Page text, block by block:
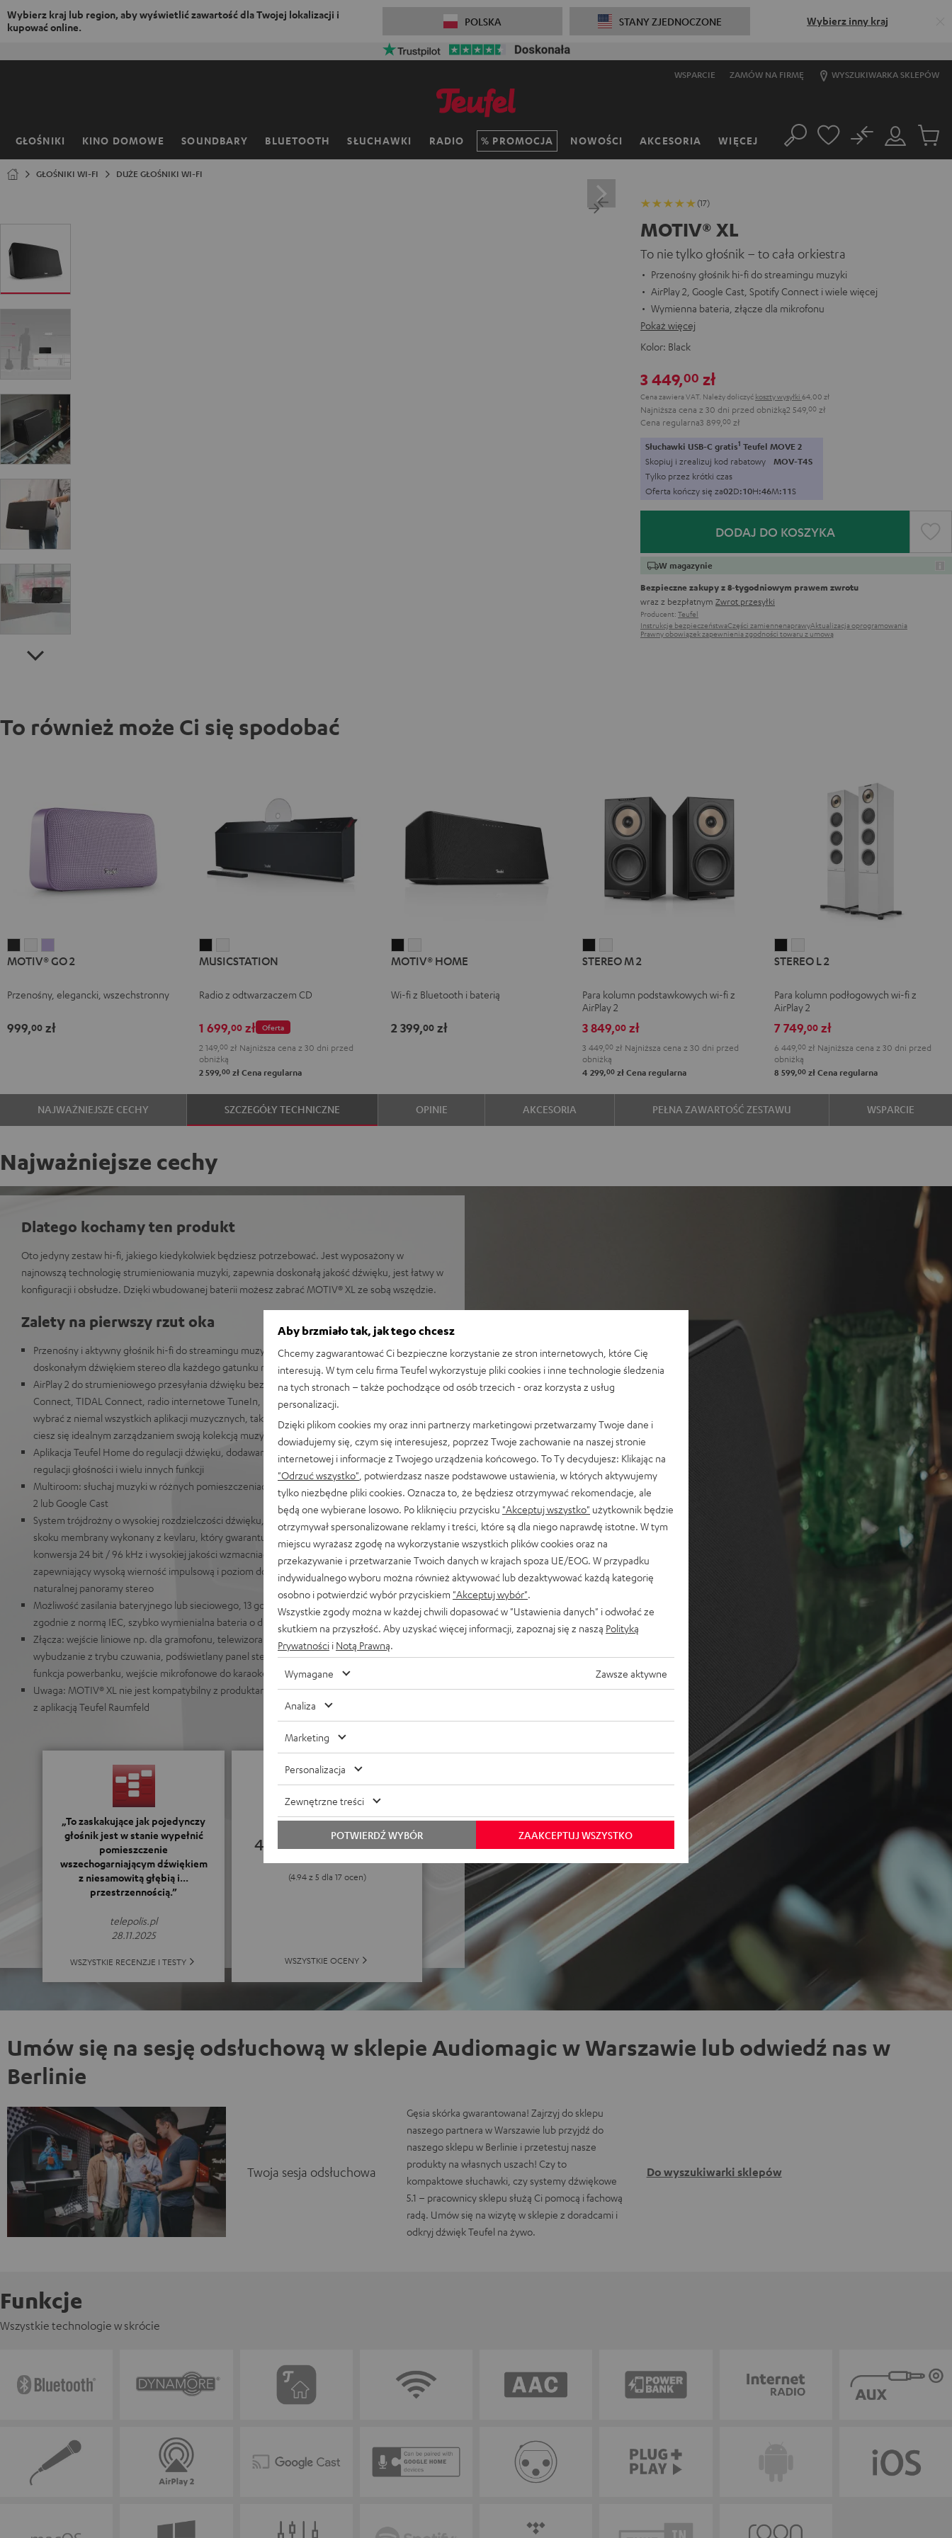
Wybierz kraj lub region, aby wyświetlić zawartość dla Twojej lokalizacji i
kupować online.
POLSKA STANY ZJEDNOCZONE Wybierz inny kraj
WSPARCIE ZAMÓW NA FIRMĘ WYSZUKIWARKA SKLEPÓW
GŁOŚNIKI KINO DOMOWE SOUNDBARY BLUETOOTH SŁUCHAWKI RADIO PROMOCJA NOWOŚCI AKCESORIA WIĘCEJ
Strona
Szukaj
Moje
konto
No
GŁOŚNIKI WI-FI DUŻE GŁOŚNIKI WI-FI
(17)
MOTIV® XL
To nie tylko głośnik – to cała orkiestra
Przenośny głośnik hi-fi do streamingu muzyki
AirPlay 2, Google Cast, Spotify Connect i wiele więcej
Wymienna bateria, złącze dla mikrofonu
Pokaż więcej
Kolor: Black
3 449,00 zł
Cena zawiera VAT. Należy doliczyć koszty wysyłki 64,00 zł
Najniższa cena z 30 dni przed obniżką2 549, 00 zł
Cena regularna3 899, 00 zł
Słuchawki USB-C gratis1 Teufel MOVE 2
Skopiuj i zrealizuj kod rabatowy MOV-T4S
Tylko przez krótki czas
Oferta kończy się za02D:10H:46M:10S
DODAJ DO KOSZYKA
W magazynie
Bezpieczne zakupy z 8‑tygodniowym prawem zwrotu
wraz z bezpłatnym Zwrot przesyłki
Producent: Teufel
Instrukcje bezpieczeństwaCzęści zamiennenaprawyAktualizacja oprogramowania
Prawny obowiązek zapewnienia zgodności towaru z umową
To również może Ci się spodobać
GO
Night
GO
Silver
GO
Soft
MOTIV® GO 2
Przenośny, elegancki, wszechstronny
999,00 zł
BlackWhite
MUSICSTATION
Radio z odtwarzaczem CD
Oferta
1 699,00zł
2 149, 00zł Najniższa cena z 30 dni przed
obniżką
2 599,00złCena regularna
HOMEHOME
MOTIV® HOME
Wi-fi z Bluetooth i baterią
2 399,00zł
M
Black
M
White
STEREO M 2
Para kolumn podstawkowych wi-fi z
AirPlay 2
3 849,00 zł
3 449,00 zł Najniższa cena z 30 dni przed
obniżką
4 299,00 zł Cena regularna
L
Black
L
White
STEREO L 2
Para kolumn podłogowych wi-fi z
AirPlay 2
7 749,00 zł
6 449,00 zł Najniższa cena z 30 dni przed
obniżką
8 599,00 zł Cena regularna
NAJWAŻNIEJSZE CECHY SZCZEGÓŁY TECHNICZNE OPINIE AKCESORIA PEŁNA ZAWARTOŚĆ ZESTAWU WSPARCIE
Najważniejsze cechy
Dlatego kochamy ten produkt
Oto jedyny zestaw hi-fi, jakiego kiedykolwiek będziesz potrzebować. Jest wyposażony w
najnowszą technologię strumieniowania muzyki, zapewnia doskonałą jakość dźwięku, jest łatwy w
konfiguracji i obsłudze. Dzięki wbudowanej baterii możesz zabrać MOTIV® XL ze sobą wszędzie.
Zalety na pierwszy rzut oka
Przenośny i aktywny głośnik hi-fi do streamingu muzyki z obsługą wi-fi i Bluetooth oraz
doskonałym dźwiękiem stereo dla każdego gatunku muzycznego
AirPlay 2 do strumieniowego przesyłania dźwięku bez żadnych strat, Google Cast, Spotify
Connect, TIDAL Connect, radio internetowe TuneIn, Bluetooth z AAC, MOTIV® XL można
wybrać z niemal wszystkich aplikacji muzycznych, takich jak Amazon Music czy Roon Ready –
ciesz się idealnym zarządzaniem swoją kolekcją muzyczną
Aplikacja Teufel Home do regulacji dźwięku, dodawania ulubionych utworów, konfiguracji,
regulacji głośności i wielu innych funkcji
Multiroom: słuchaj muzyki w różnych pomieszczeniach dzięki dodatkowym głośnikom AirPlay
2 lub Google Cast
System trójdrożny o wysokiej rozdzielczości dźwięku, mocny głośnik niskotonowy o długim
skoku membrany wykonany z kevlaru, który gwarantuje potężny bas, zaawansowana
konwersja 24 bit / 96 kHz i wysokiej jakości wzmacniacz Class D o łącznej mocy 210 W (RMS)
zapewniający wysoką wierność impulsową i poziom do 103 dB SPL, technologia Dynamore® dla
naturalnej panoramy stereo
Możliwość zasilania bateryjnego lub sieciowego, 13 godzin pracy przy 70 dB(A) zmierzone
zgodnie z normą IEC, szybko wymienialna bateria o dużej mocy
Złącza: wejście liniowe np. dla gramofonu, telewizora lub notebooka, automatyczne
wybudzanie z trybu czuwania, podświetlany panel sterowania na urządzeniu, przyciski stacji,
funkcja powerbanku, wejście mikrofonowe do karaoke lub przemówień
Uwaga: MOTIV® XL nie jest kompatybilny z produktami z serii Teufel Streaming / Raumfeld ani
z aplikacją Teufel Raumfeld
„To zaskakujące jak pojedynczy
głośnik jest w stanie wypełnić
pomieszczenie
wszechogarniającym dźwiękiem
z niesamowitą głębią i...
przestrzennością.”
telepolis.pl
28.11.2025
WSZYSTKIE RECENZJE I TESTY
4.94
(4.94 z 5 dla 17 ocen)
WSZYSTKIE OCENY
Umów się na sesję odsłuchową w sklepie Audiomagic w Warszawie lub odwiedź nas w
Berlinie
Twoja sesja odsłuchowa
Gęsia skórka gwarantowana! Zajrzyj do sklepu
naszego partnera w Warszawie lub przyjdź do
naszego sklepu w Berlinie i przetestuj nasze
produkty na własnych uszach! Czy to
kompaktowe słuchawki, czy systemy dźwiękowe
5.1 – pracownicy sklepu służą Ci pomocą i fachową
radą. Umów się na wizytę w sklepie z doradcami i
odkryj dźwięk Teufel na żywo.
Do wyszukiwarki sklepów
Funkcje
Wszystkie technologie w skrócie
Aby brzmiało tak, jak tego chcesz
Chcemy zagwarantować Ci bezpieczne korzystanie ze stron internetowych, które Cię
interesują. W tym celu firma Teufel wykorzystuje pliki cookies i inne technologie śledzenia
na tych stronach – także pochodzące od osób trzecich - oraz korzysta z usług
personalizacji.
Dzięki plikom cookies my oraz inni partnerzy marketingowi przetwarzamy Twoje dane i
dowiadujemy się, czym się interesujesz, poprzez Twoje zachowanie na naszej stronie
internetowej i informacje z Twojego urządzenia końcowego. To Ty decydujesz: Klikając na
"Odrzuć wszystko" , potwierdzasz nasze podstawowe ustawienia, w których aktywujemy
tylko niezbędne pliki cookies. Oznacza to, że będziesz otrzymywać rekomendacje, ale
będą one wybierane losowo. Po kliknięciu przycisku "Akceptuj wszystko" użytkownik będzie
otrzymywał spersonalizowane reklamy i treści, które są dla niego naprawdę istotne. W tym
miejscu wyrażasz zgodę na wykorzystanie wszystkich plików cookies oraz na
przekazywanie i przetwarzanie Twoich danych w krajach spoza UE/EOG. W przypadku
indywidualnego wyboru można również aktywować lub dezaktywować każdą kategorię
osobno i potwierdzić wybór przyciskiem "Akceptuj wybór"
Wszystkie zgody można w każdej chwili dopasować w "Ustawienia danych" i odwołać ze
skutkiem na przyszłość. Aby uzyskać więcej informacji, zapoznaj się z naszą Polityką
Prywatności i Notą Prawną
Wymagane Zawsze aktywne
Analiza
Marketing
Personalizacja
Zewnętrzne treści
ZAAKCEPTUJ WSZYSTKO
POTWIERDŹ WYBÓR